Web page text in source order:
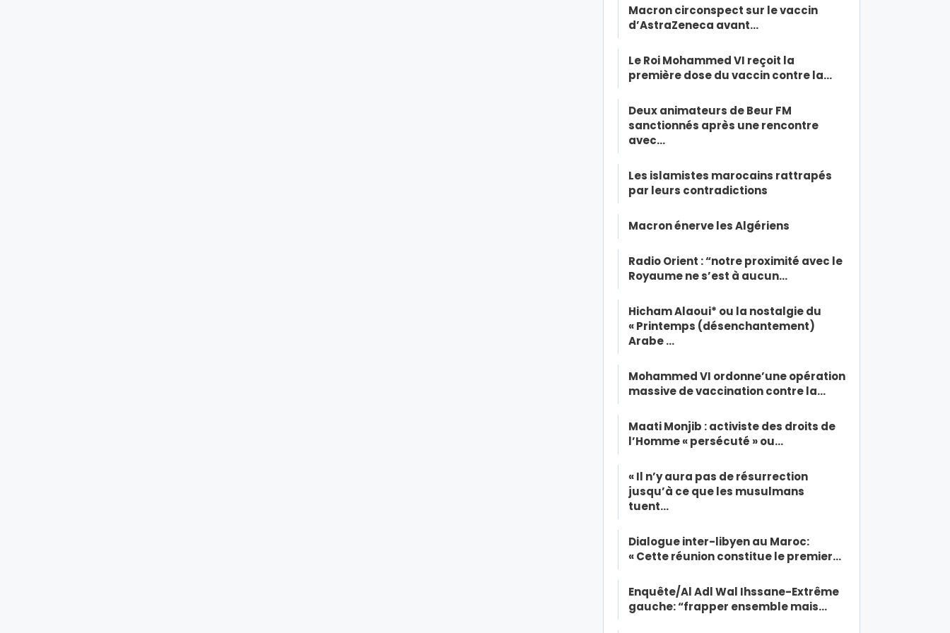
Macron circonspect sur le vaccin
d’AstraZeneca avant…
Le Roi Mohammed VI reçoit la
première dose du vaccin contre la…
Deux animateurs de Beur FM
sanctionnés après une rencontre
avec…
Les islamistes marocains rattrapés
par leurs contradictions
Macron énerve les Algériens
Radio Orient : “notre proximité avec le
Royaume ne s’est à aucun…
Hicham Alaoui* ou la nostalgie du
« Printemps (désenchantement)
Arabe …
Mohammed VI ordonne’une opération
massive de vaccination contre la…
Maati Monjib : activiste des droits de
l’Homme « persécuté » ou…
« Il n’y aura pas de résurrection
jusqu’à ce que les musulmans
tuent…
Dialogue inter-libyen au Maroc:
« Cette réunion constitue le premier…
Enquête/Al Adl Wal Ihssane-Extrême
gauche: “frapper ensemble mais…